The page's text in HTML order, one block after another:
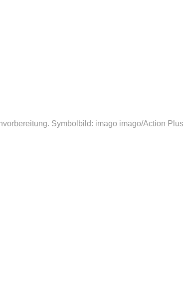
Symbolbild: imago imago/Action Plus